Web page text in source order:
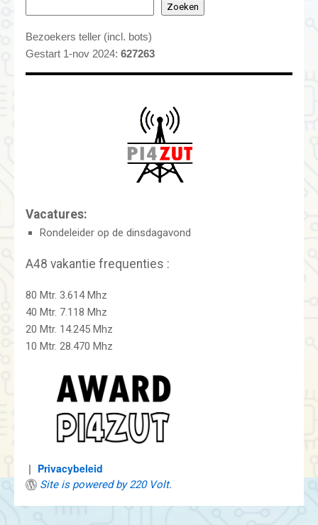
Zoeken
Bezoekers teller (incl. bots)
Gestart 1-nov 2024: 627263
Vacatures:
Rondeleider op de dinsdagavond
A48 vakantie frequenties :
80 Mtr. 3.614 Mhz
40 Mtr. 7.118 Mhz
20 Mtr. 14.245 Mhz
10 Mtr. 28.470 Mhz
Privacybeleid
Site is powered by 220 Volt.